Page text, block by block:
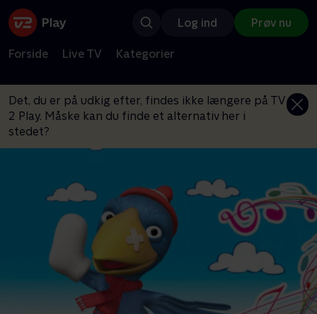
Log ind Prøv nu
Forside Live TV Kategorier
Det, du er på udkig efter, findes ikke længere på TV
2 Play. Måske kan du finde et alternativ her i
stedet?